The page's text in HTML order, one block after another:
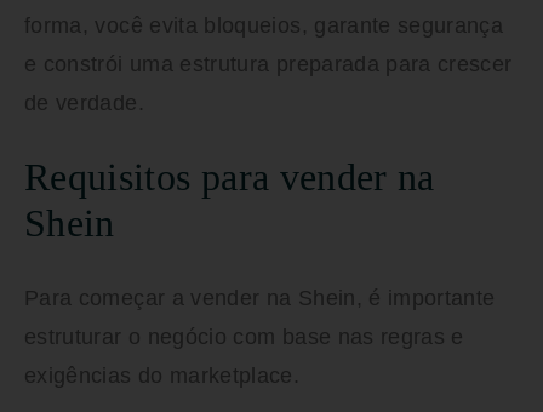
forma, você evita bloqueios, garante segurança
e constrói uma estrutura preparada para crescer
de verdade.
Requisitos para vender na
Shein
Para começar a vender na Shein, é importante
estruturar o negócio com base nas regras e
exigências do marketplace.